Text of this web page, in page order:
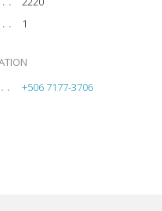
1
+506 7177-3706